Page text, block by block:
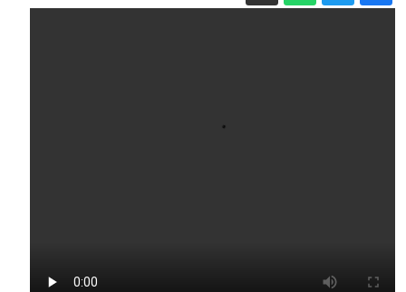
تكليف المهندس حسام اليوبي عميدًا للكلية